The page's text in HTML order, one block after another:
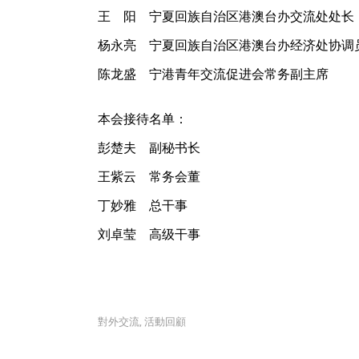
王 阳 宁夏回族自治区港澳台办交流处处长
杨永亮 宁夏回族自治区港澳台办经济处协调
陈龙盛 宁港青年交流促进会常务副主席
本会接待名单：
彭楚夫 副秘书长
王紫云 常务会董
丁妙雅 总干事
刘卓莹 高级干事
對外交流, 活動回顧